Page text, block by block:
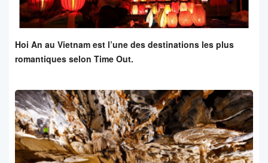
Hoi An au Vietnam est l’une des destinations les plus
romantiques selon Time Out.